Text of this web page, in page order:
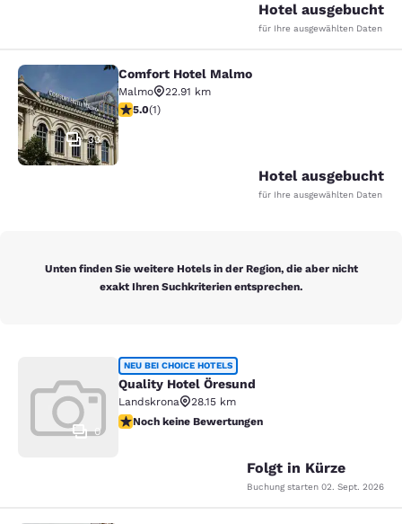
Hotel ausgebucht
für Ihre ausgewählten Daten
Comfort Hotel Malmo
33
Comfort Hotel Malmo
Malmo
22.91 km
5-Sterne-Bewertung. Außergewöhnlich. 1 Bewertung
5.0(1)
Hotel ausgebucht
für Ihre ausgewählten Daten
Unten finden Sie weitere Hotels in der Region, die aber nicht
exakt Ihren Suchkriterien entsprechen.
Quality Hotel Öresund
0
NEU BEI CHOICE HOTELS
Quality Hotel Öresund
Landskrona
28.15 km
Noch keine Bewertungen
Noch keine Bewertungen
Folgt in Kürze
Buchung starten 02. Sept. 2026